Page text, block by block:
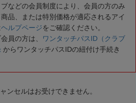
などの会員制度により、会員の方のみ
品、または特別価格が適応されるアイ
ヘルプページをご確認ください。
員の方は、
ワンタッチパスID（クラブ
からワンタッチパスIDの紐付け手続き
ンセルはお受けできません。